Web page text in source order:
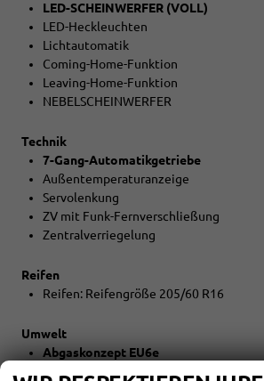
LED-SCHEINWERFER (VOLL)
LED-Heckleuchten
Lichtautomatik
Coming-Home-Funktion
Leaving-Home-Funktion
NEBELSCHEINWERFER
Technik
7-Gang-Automatikgetriebe
Außentemperaturanzeige
Servolenkung
ZV mit Funk-Fernverschließung
Zentralverriegelung
Reifen
Reifen: Reifengröße 205/60 R16
Umwelt
Abgaskonzept EU6e